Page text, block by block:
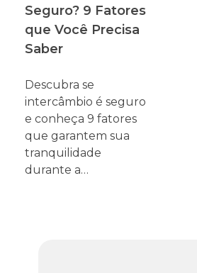
Seguro? 9 Fatores
que Você Precisa
Saber
Descubra se
intercâmbio é seguro
e conheça 9 fatores
que garantem sua
tranquilidade
durante a…